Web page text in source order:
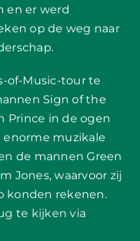
en er werd
op de weg naar
of-Music-tour te
Sign of the
Prince in de ogen
enorme muzikale
de mannen Green
Jones, waarvoor zij
konden rekenen.
te kijken via